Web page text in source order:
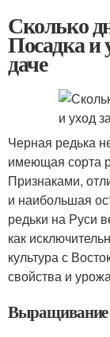
Сколько
Посадка и
даче
Черная редька
имеющая сорта
Признаками,
и наибольшая
редьки на Руси
как
культура с
свойства и
Выращивание